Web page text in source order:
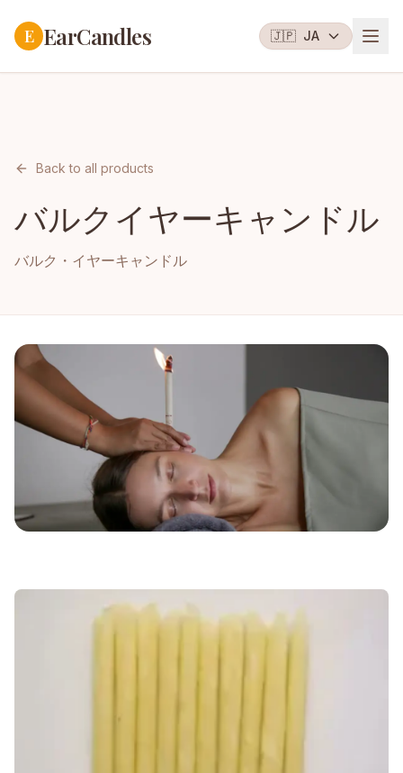
E EarCandles 🇯🇵 JA
Back to all products
バルクイヤーキャンドル
バルク・イヤーキャンドル